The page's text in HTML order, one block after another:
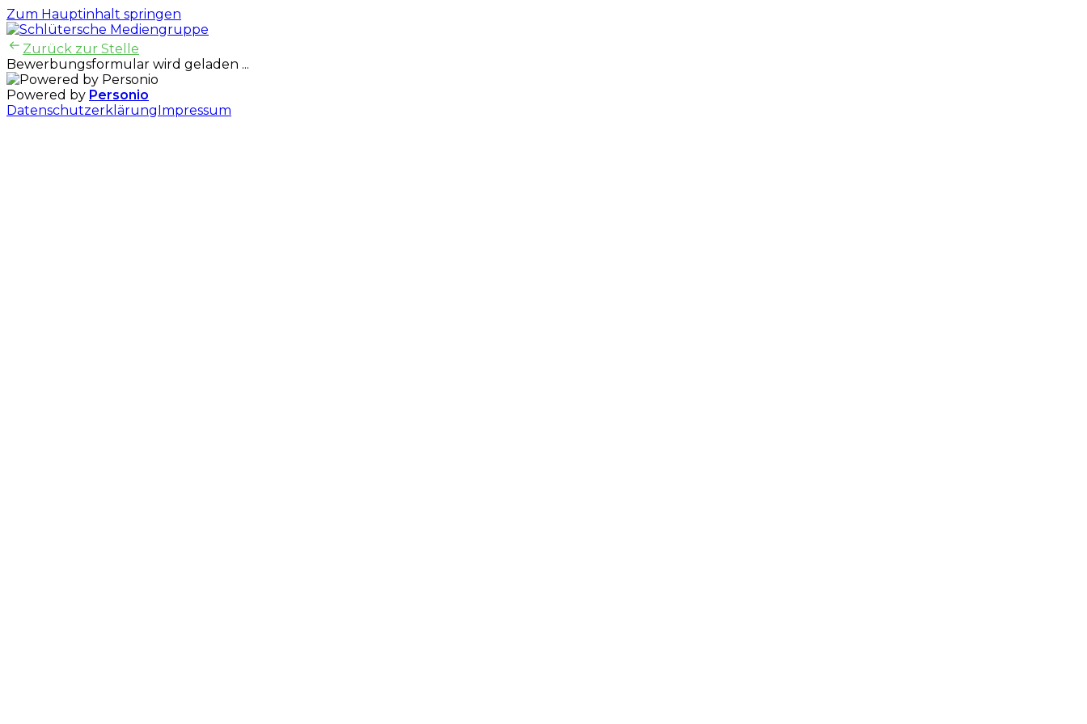
Zum Hauptinhalt springen
Zurück zur Stelle
Bewerbungsformular wird geladen ...
Powered by Personio
DatenschutzerklärungImpressum